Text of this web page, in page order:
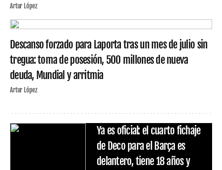
Artur López
Descanso forzado para Laporta tras un mes de julio sin
tregua: toma de posesión, 500 millones de nueva
deuda, Mundial y arritmia
Artur López
Ya es oficial: el cuarto fichaje
de Deco para el Barça es
delantero, tiene 18 años y